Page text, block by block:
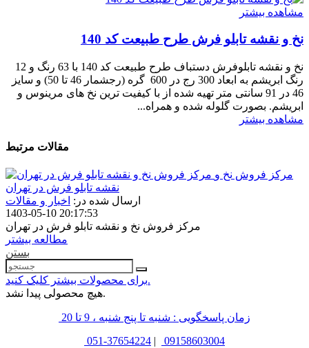
مشاهده بیشتر
نخ و نقشه تابلو فرش طرح طبیعت کد 140
نخ و نقشه تابلوفرش دستباف طرح طبیعت کد 140 با 63 رنگ و 12
رنگ ابریشم به ابعاد 300 رج در 600 گره (رجشمار 46 تا 50) و سایز
46 در 91 سانتی متر تهیه شده از با کیفیت ترین نخ های مرینوس و
ابریشم. بصورت گلوله شده و همراه...
مشاهده بیشتر
مقالات مرتبط
مرکز فروش نخ و
نقشه تابلو فرش در تهران
ارسال شده در: اخبار و مقالات
1403-05-10 20:17:53
مرکز فروش نخ و نقشه تابلو فرش در تهران
مطالعه بیشتر
بستن
برای محصولات بیشتر کلیک کنید.
هیچ محصولی پیدا نشد.
زمان پاسخگویی : شنبه تا پنج شنبه ، 9 تا 20
051-37654224 | 09158603004